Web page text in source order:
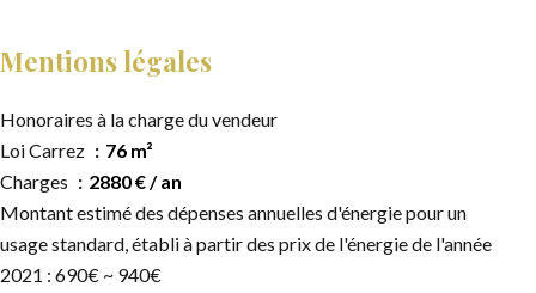
Mentions légales
Honoraires à la charge du vendeur
Loi Carrez
76 m²
Charges
2880 € / an
Montant estimé des dépenses annuelles d'énergie pour un
usage standard, établi à partir des prix de l'énergie de l'année
2021 : 690€ ~ 940€